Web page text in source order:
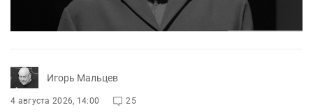
Игорь Мальцев
4 августа 2026, 14:00 25